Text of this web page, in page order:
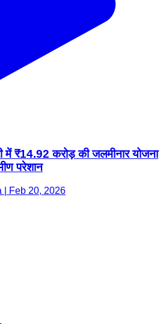
में ₹14.92 करोड़ की जलमीनार योजना
परेशान
| Feb 20, 2026